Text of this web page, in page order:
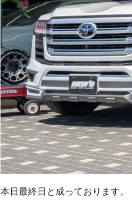
本日最終日と成っております。